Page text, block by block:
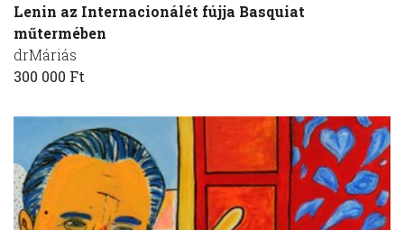
Lenin az Internacionálét fújja Basquiat
műtermében
drMáriás
300 000 Ft